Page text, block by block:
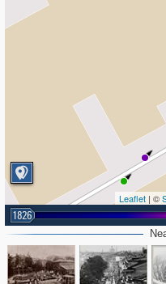
Leaflet | ©
1826